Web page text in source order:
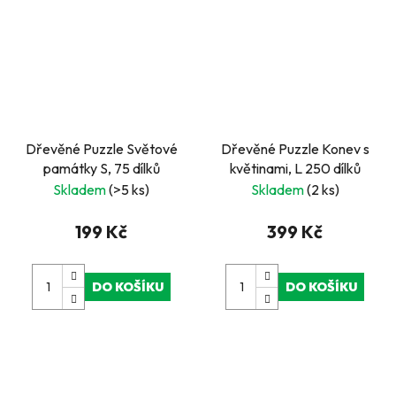
Dřevěné Puzzle Světové
památky S, 75 dílků
Skladem(>5 ks)
199 Kč
DO KOŠÍKU
Dřevěné Puzzle Konev s
květinami, L 250 dílků
Skladem(2 ks)
399 Kč
DO KOŠÍKU